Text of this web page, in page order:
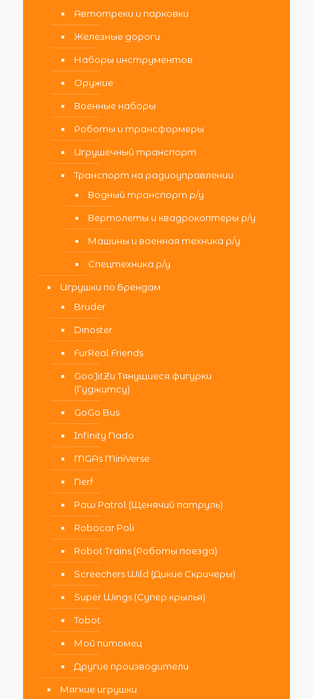
Автотреки и парковки
Железные дороги
Наборы инструментов
Оружие
Военные наборы
Роботы и трансформеры
Игрушечный транспорт
Транспорт на радиоуправлении
Водный транспорт р/у
Вертолеты и квадрокоптеры р/у
Машины и военная техника р/у
Спецтехника р/у
Игрушки по Брендам
Bruder
Dinoster
FurReal Friends
GooJitZu Тянущиеся фигурки
(Гуджитсу)
GoGo Bus
Infinity Nado
MGAs MiniVerse
Nerf
Paw Patrol (Щенячий патруль)
Robocar Poli
Robot Trains (Роботы поезда)
Screechers Wild (Дикие Скричеры)
Super Wings (Супер крылья)
Tobot
Мой питомец
Другие производители
Мягкие игрушки